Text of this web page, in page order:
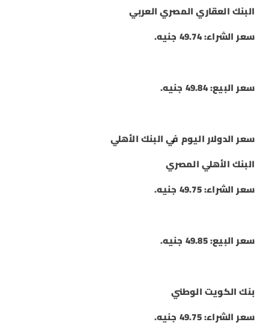
البنك العقاري المصري العربي
سعر الشراء: 49.74 جنيه.
سعر البيع: 49.84 جنيه.
سعر الدولار اليوم في البنك الأهلي
البنك الأهلي المصري
سعر الشراء: 49.75 جنيه.
سعر البيع: 49.85 جنيه.
بنك الكويت الوطني
سعر الشراء: 49.75 جنيه.